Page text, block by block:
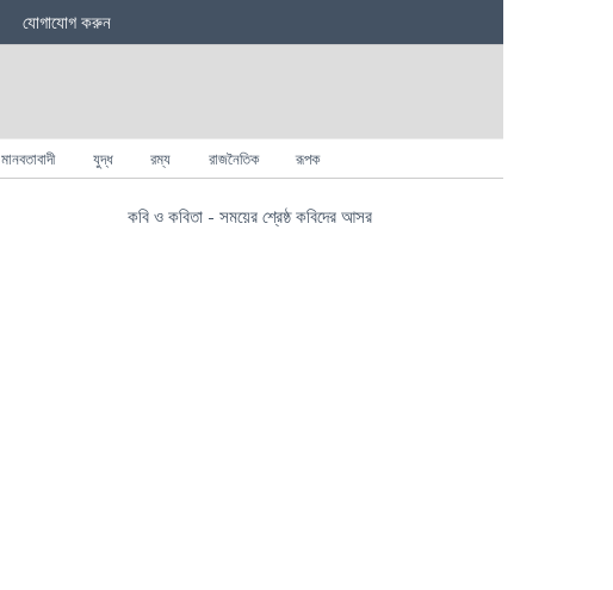
যোগাযোগ করুন
মানবতাবাদী যুদ্ধ রম্য রাজনৈতিক রূপক
কবি ও কবিতা - সময়ের শ্রেষ্ঠ কবিদের আসর